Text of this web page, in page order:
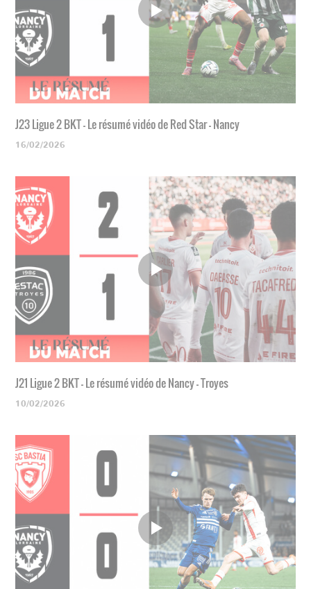
J23 Ligue 2 BKT - Le résumé vidéo de Red Star - Nancy
16/02/2026
J21 Ligue 2 BKT - Le résumé vidéo de Nancy - Troyes
10/02/2026